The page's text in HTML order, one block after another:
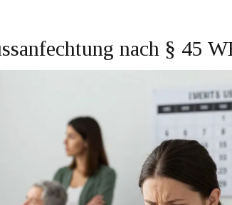
nach § 45